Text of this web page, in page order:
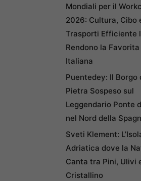
Mondiali per il
2026: Cultura, Cibo
Trasporti Efficiente
Rendono la Favorita
Italiana
Puentedey: Il Borgo
Pietra Sospeso sul
Leggendario Ponte
nel Nord della
Sveti Klement:
Adriatica dove la
Canta tra Pini, Ulivi
Cristallino